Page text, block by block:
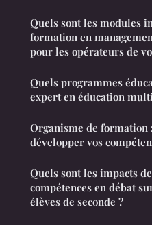
Quels sont les modules
formation en
pour les opérateurs de
Quels programmes
expert en éducation
Organisme de formation
développer vos
Quels sont les impacts
compétences en débat
élèves de seconde ?